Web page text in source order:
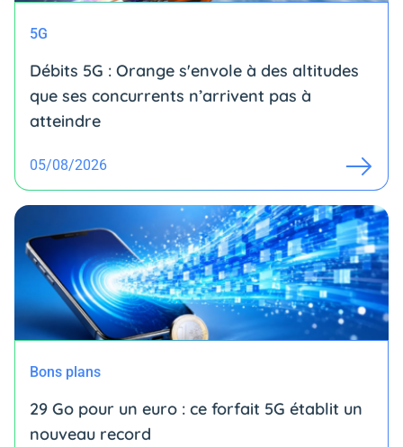
5G
Débits 5G : Orange s'envole à des altitudes
que ses concurrents n’arrivent pas à
atteindre
05/08/2026
Bons plans
29 Go pour un euro : ce forfait 5G établit un
nouveau record